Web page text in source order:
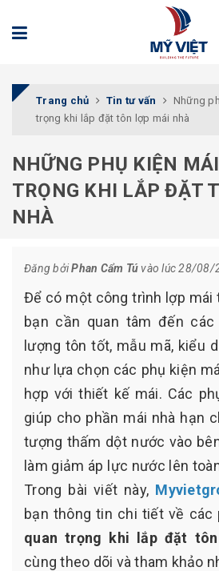
Trang chủ Tin tư vấn
Những
trọng khi lắp đặt tôn lợp mái nhà
NHỮNG PHỤ KIỆN
TRỌNG KHI LẮP ĐẶT
NHÀ
Đăng bởiPhan Cẩm Túvào lúc 28/08/
Để có một công trình lợp mái
bạn cần quan tâm đến
lượng tôn tốt, mẫu mã, kiểu
như lựa chọn các phụ kiện
hợp với thiết kế mái. Các
giúp cho phần mái nhà hạn
tượng thấm dột nước vào
làm giảm áp lực nước lên
Trong bài viết này,
bạn thông tin chi tiết về các
quan trọng khi lắp đặt
cùng theo dõi và tham khảo